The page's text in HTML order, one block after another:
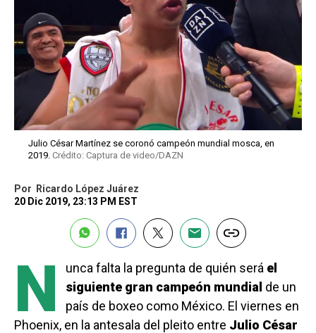
Julio César Martínez se coronó campeón mundial mosca, en
2019. Crédito: Captura de video/DAZN
Por
Ricardo López Juárez
20 Dic 2019, 23:13 PM EST
N unca falta la pregunta de quién será el
siguiente gran campeón mundial de un
país de boxeo como México. El viernes en
Phoenix, en la antesala del pleito entre Julio César